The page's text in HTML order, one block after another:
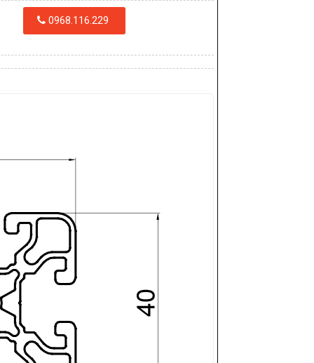
0968.116.229